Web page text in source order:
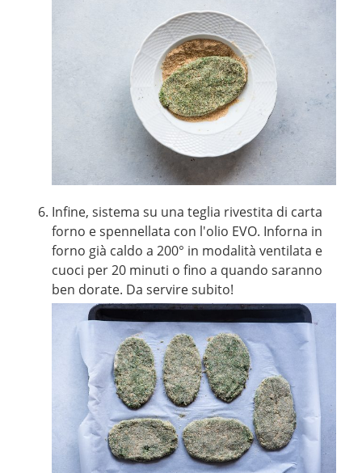
Infine, sistema su una teglia rivestita di carta
forno e spennellata con l'olio EVO. Inforna in
forno già caldo a 200° in modalità ventilata e
cuoci per 20 minuti o fino a quando saranno
ben dorate. Da servire subito!